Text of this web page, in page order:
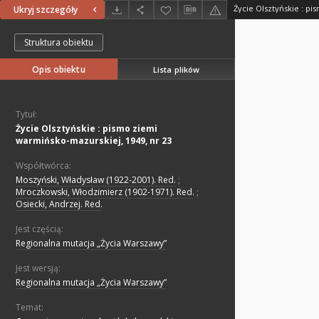
Ukryj szczegóły
Struktura obiektu
Opis obiektu Lista plików
Tytuł:
Życie Olsztyńskie : pismo ziemi
warmińsko-mazurskiej, 1949, nr 23
Współtwórca:
Moszyński, Władysław (1922-2001). Red. ;
Mroczkowski, Włodzimierz (1902-1971). Red. ;
Osiecki, Andrzej. Red.
Jest częścią:
Regionalna mutacja „Życia Warszawy”
Jest wersją:
Regionalna mutacja „Życia Warszawy”
Temat: